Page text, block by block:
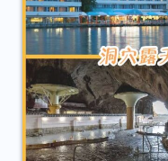
【浦島飯店】
Novan 2026-
浦島飯店（Hotel
社附近的南紀勝浦溫